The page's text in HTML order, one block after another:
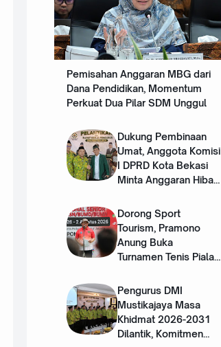
Pemisahan Anggaran MBG dari
Dana Pendidikan, Momentum
Perkuat Dua Pilar SDM Unggul
Dukung Pembinaan
Umat, Anggota Komisi
I DPRD Kota Bekasi
Minta Anggaran Hibah
Dorong Sport
Tourism, Pramono
Anung Buka
Turnamen Tenis Piala
Pengurus DMI
Mustikajaya Masa
Khidmat 2026-2031
Dilantik, Komitmen